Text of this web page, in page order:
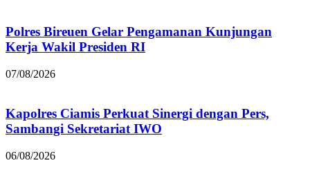
Polres Bireuen Gelar Pengamanan Kunjungan
Kerja Wakil Presiden RI
07/08/2026
Kapolres Ciamis Perkuat Sinergi dengan Pers,
Sambangi Sekretariat IWO
06/08/2026